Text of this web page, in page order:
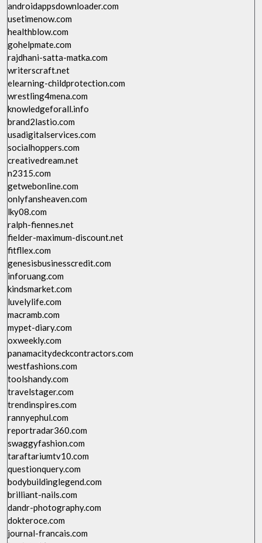
androidappsdownloader.com
usetimenow.com
healthblow.com
gohelpmate.com
rajdhani-satta-matka.com
writerscraft.net
elearning-childprotection.com
wrestling4mena.com
knowledgeforall.info
brand2lastio.com
usadigitalservices.com
socialhoppers.com
creativedream.net
n2315.com
getwebonline.com
onlyfansheaven.com
lky08.com
ralph-fiennes.net
fielder-maximum-discount.net
fitfllex.com
genesisbusinesscredit.com
inforuang.com
kindsmarket.com
luvelylife.com
macramb.com
mypet-diary.com
oxweekly.com
panamacitydeckcontractors.com
westfashions.com
toolshandy.com
travelstager.com
trendinspires.com
rannyephul.com
reportradar360.com
swaggyfashion.com
taraftariumtv10.com
questionquery.com
bodybuildinglegend.com
brilliant-nails.com
dandr-photography.com
dokteroce.com
journal-francais.com